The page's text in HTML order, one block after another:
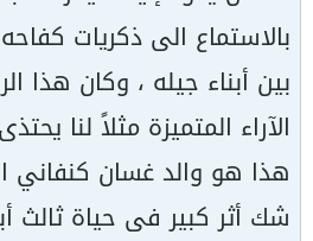
بالاستماع الى ذكريات
بين أبناء جيله ، وكان هذا
الآراء المتميزة مثلاً لنا
هذا هو والد غسان كنفاني
شك أثر كبير فى حياة ثالث